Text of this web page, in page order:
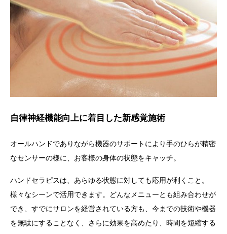
自律神経機能向上に着目した新感覚施術
オールハンドでありながら機器のサポートにより手のひらが精密
なセンサーの様に、お客様の身体の状態をキャッチ。
ハンドセラピスは、あらゆる状態に対しても応用が利くこと。
様々なシーンで活用できます。
どんなメニューとも組み合わせが
でき、すでにサロンを経営されている方も、今までの技術や機器
を無駄にすることなく、さらに効果を高めたり、時間を短縮する